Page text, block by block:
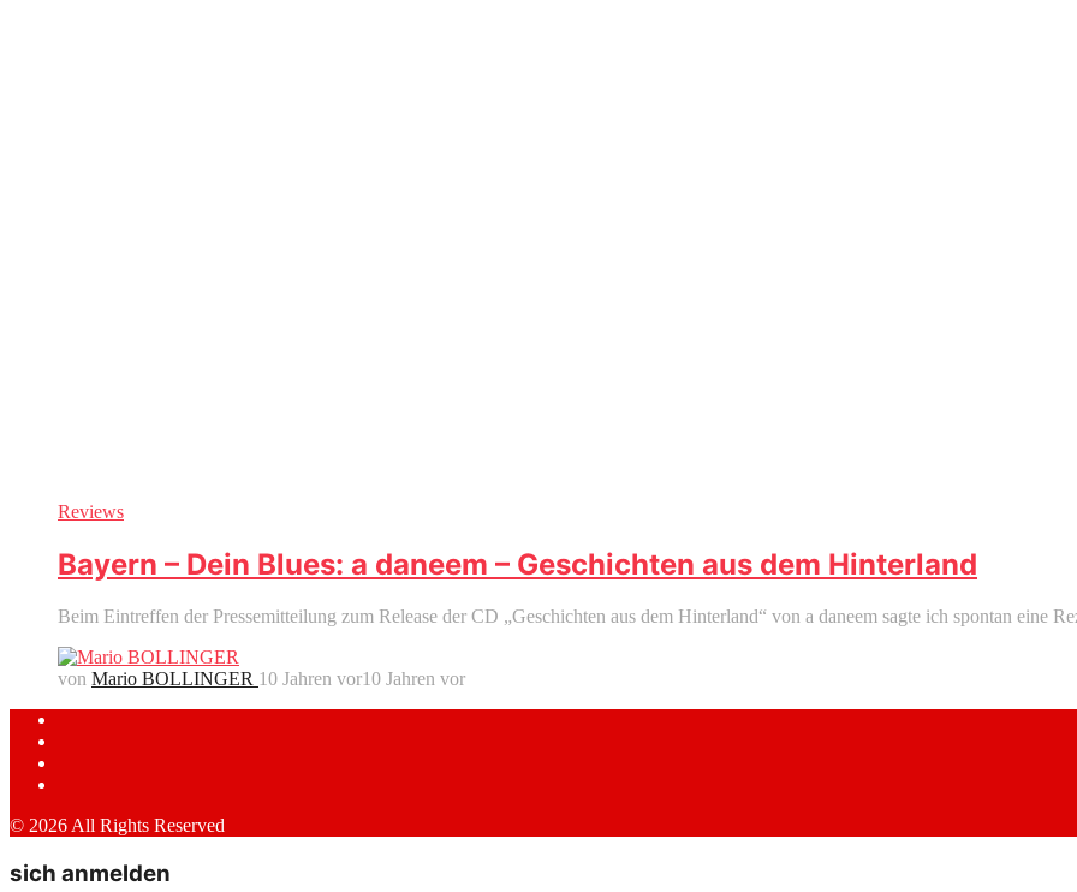
Reviews
Bayern – Dein Blues: a daneem – Geschichten aus dem Hinterland
Beim Eintreffen der Pressemitteilung zum Release der CD „Geschichten aus dem Hinterland“ von a daneem sagte ich spontan eine
von Mario BOLLINGER 10 Jahren vor10 Jahren vor
© 2026 All Rights Reserved
sich anmelden